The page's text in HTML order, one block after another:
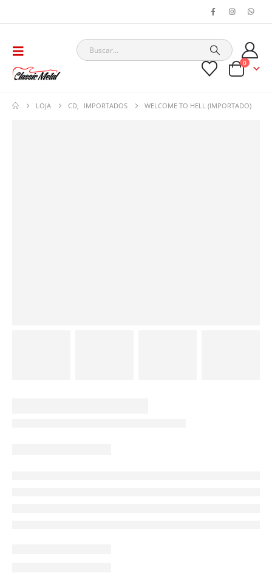
0
LOJA CD IMPORTADOS WELCOME TO HELL (IMPORTADO)